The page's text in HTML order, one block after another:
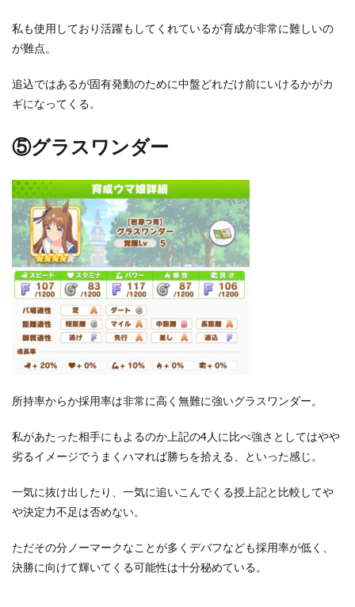
私も使用しており活躍もしてくれているが育成が非常に難しいの
が難点。
追込ではあるが固有発動のために中盤どれだけ前にいけるかがカ
ギになってくる。
⑤グラスワンダー
所持率からか採用率は非常に高く無難に強いグラスワンダー。
私があたった相手にもよるのか上記の4人に比べ強さとしてはやや
劣るイメージでうまくハマれば勝ちを拾える、といった感じ。
一気に抜け出したり、一気に追いこんでくる授上記と比較してや
や決定力不足は否めない。
ただその分ノーマークなことが多くデバフなども採用率が低く、
決勝に向けて輝いてくる可能性は十分秘めている。